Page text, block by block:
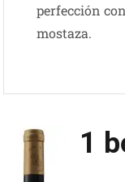
perfección
mostaza.
1